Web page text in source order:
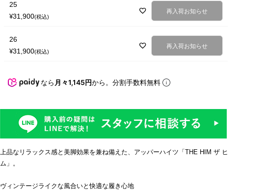
25
¥31,900 税込
再入荷お知らせ
26
¥31,900 税込
再入荷お知らせ
なら 月々1,145円から。分割手数料無料
上品なリラックス感と美脚効果を兼ね備えた、アッパーハイツ「THE HIM ザ ヒ
ム」。
ヴィンテージライクな風合いと快適な履き心地